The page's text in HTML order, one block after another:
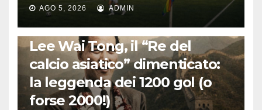
AGO 5, 2026 ADMIN
LA STORIA DEL CALCIO
Lee Wai Tong, il “Re del
calcio asiatico” dimenticato:
la leggenda dei 1200 gol (o
forse 2000!)